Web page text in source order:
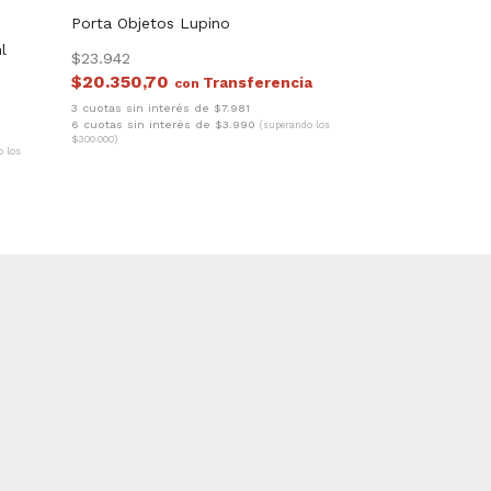
los
Porta Objetos Lupino
$23.942
$20.350,70 con
3 cuotas sin interés de $7.981
6 cuotas sin interés de $3.990 (superando los
$300.000)